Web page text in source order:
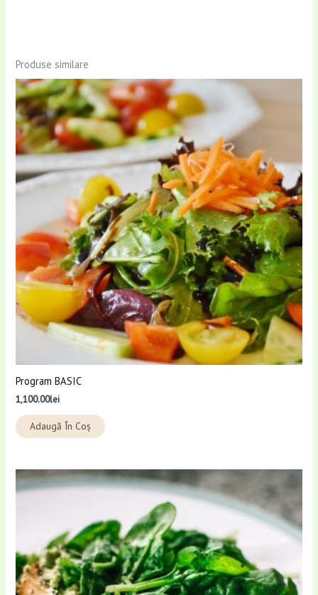
Produse similare
Program BASIC
1,100.00lei
Adaugă În Coș